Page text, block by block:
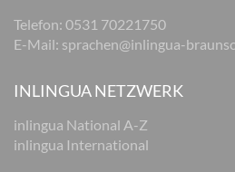
Telefon: 0531 70221750
E-Mail: sprachen@inlingua-
INLINGUA NETZWERK
inlingua National A-Z
inlingua International